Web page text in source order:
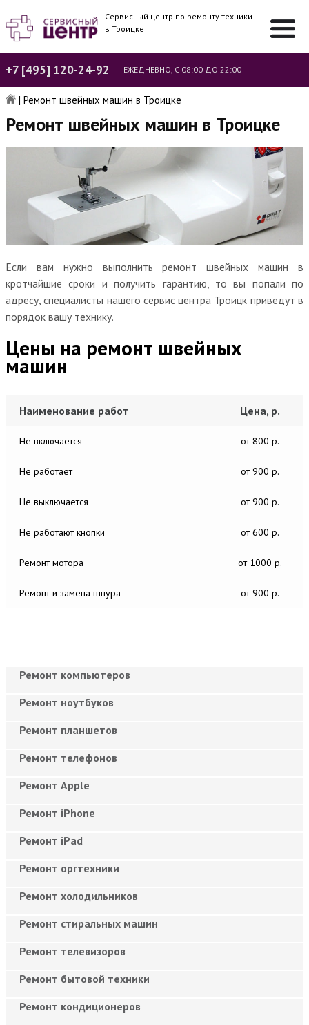
Сервисный центр по ремонту техники
в Троицке
+7 [495] 120-24-92 ЕЖЕДНЕВНО, С 08:00 ДО 22:00
| Ремонт швейных машин в Троицке
Ремонт швейных машин в Троицке
Если вам нужно выполнить ремонт швейных машин в
кротчайшие сроки и получить гарантию, то вы попали по
адресу, специалисты нашего сервис центра Троицк приведут в
порядок вашу технику.
Цены на ремонт швейных
машин
Наименование работ Цена, р.
Не включается от 800 р.
Не работает от 900 р.
Не выключается от 900 р.
Не работают кнопки от 600 р.
Ремонт мотора от 1000 р.
Ремонт и замена шнура от 900 р.
Ремонт компьютеров
Ремонт ноутбуков
Ремонт планшетов
Ремонт телефонов
Ремонт Apple
Ремонт iPhone
Ремонт iPad
Ремонт оргтехники
Ремонт холодильников
Ремонт стиральных машин
Ремонт телевизоров
Ремонт бытовой техники
Ремонт кондиционеров